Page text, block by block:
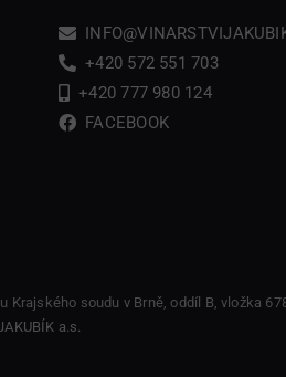
+420 572 551 703
+420 777 980 124
FACEBOOK
soudu v Brně, oddíl B, vložka
a.s.